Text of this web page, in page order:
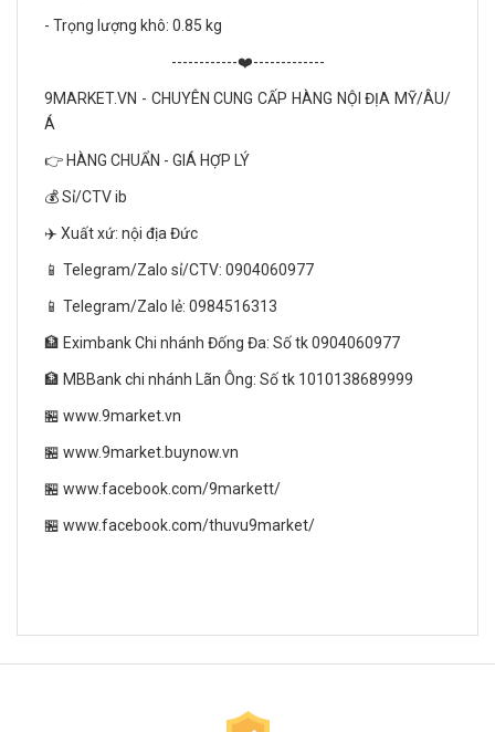
- Trọng lượng khô: 0.85 kg
------------❤️-------------
9MARKET.VN - CHUYÊN CUNG CẤP HÀNG NỘI ĐỊA MỸ/ÂU/
Á
👉 HÀNG CHUẨN - GIÁ HỢP LÝ
💰 Sỉ/CTV ib
✈️ Xuất xứ: nội địa Đức
📱 Telegram/Zalo sỉ/CTV: 0904060977
📱 Telegram/Zalo lẻ: 0984516313
🏦 Eximbank Chi nhánh Đống Đa: Số tk 0904060977
🏦 MBBank chi nhánh Lãn Ông: Số tk 1010138689999
🏪 www.9market.vn
🏪 www.9market.buynow.vn
🏪 www.facebook.com/9markett/
🏪 www.facebook.com/thuvu9market/